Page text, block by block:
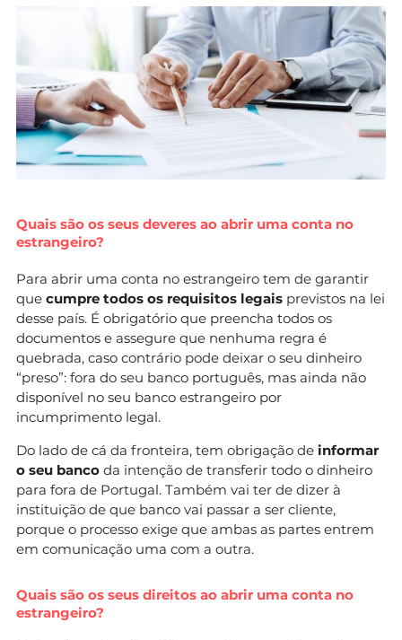
Quais são os seus deveres ao abrir uma conta no
estrangeiro?
Para abrir uma conta no estrangeiro tem de garantir
que cumpre todos os requisitos legais previstos na lei
desse país. É obrigatório que preencha todos os
documentos e assegure que nenhuma regra é
quebrada, caso contrário pode deixar o seu dinheiro
“preso”: fora do seu banco português, mas ainda não
disponível no seu banco estrangeiro por
incumprimento legal.
Do lado de cá da fronteira, tem obrigação de informar
o seu banco da intenção de transferir todo o dinheiro
para fora de Portugal. Também vai ter de dizer à
instituição de que banco vai passar a ser cliente,
porque o processo exige que ambas as partes entrem
em comunicação uma com a outra.
Quais são os seus direitos ao abrir uma conta no
estrangeiro?